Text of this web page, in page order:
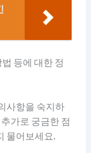
등에 대한 정
사항을 숙지하
가로 궁금한 점
물어보세요.